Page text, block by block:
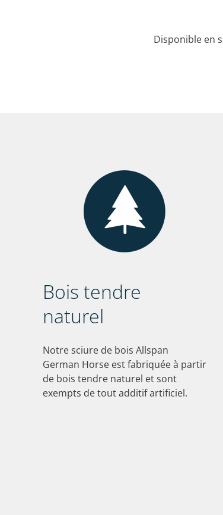
Disponible en
Bois tendre
naturel
Notre sciure de bois Allspan
German Horse est fabriquée à partir
de bois tendre naturel et sont
exempts de tout additif artificiel.